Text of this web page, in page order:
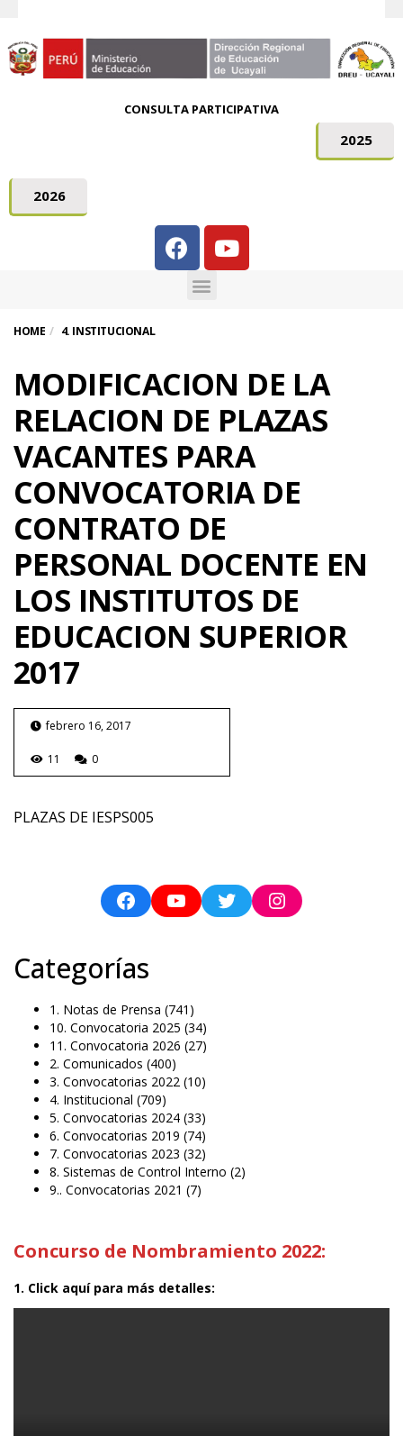
CONSULTA PARTICIPATIVA
2025
2026
HOME 4. INSTITUCIONAL
MODIFICACION DE LA
RELACION DE PLAZAS
VACANTES PARA
CONVOCATORIA DE
CONTRATO DE
PERSONAL DOCENTE EN
LOS INSTITUTOS DE
EDUCACION SUPERIOR
2017
febrero 16, 2017
11 0
PLAZAS DE IESPS005
Categorías
1. Notas de Prensa (741)
10. Convocatoria 2025 (34)
11. Convocatoria 2026 (27)
2. Comunicados (400)
3. Convocatorias 2022 (10)
4. Institucional (709)
5. Convocatorias 2024 (33)
6. Convocatorias 2019 (74)
7. Convocatorias 2023 (32)
8. Sistemas de Control Interno (2)
9.. Convocatorias 2021 (7)
Concurso de Nombramiento 2022:
1. Click aquí para más detalles: